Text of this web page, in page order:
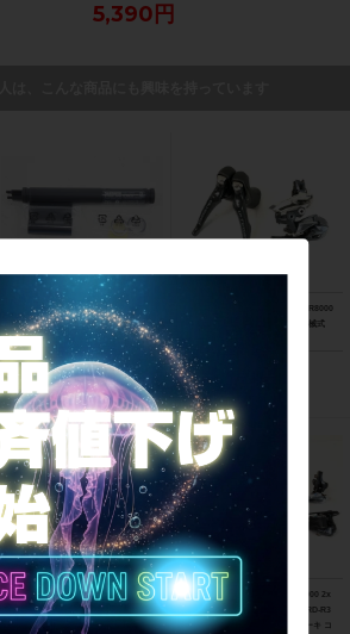
5,390円
◆◆未使用 シマノ SHIMANO Di2 BT-D
N300 バッテリー SD300 内蔵バッテリ
ー（サイクルパラダイス大阪より配
16,500円
シマノ SHIMANO ULTEGRA ST-R8000
2x11S FD-R8000 RD-R8000 - 機械式
44,990円
シマノ SHIMANO 105 ST-5700 2x10S
FC-5750 50-34T/170mm FD-5700 RD-5
700 BR-5700 機械式 リムブレーキ コ
シマノ SHIMANO SORA ST-R3000 2x
9S FD-R3000 バンド径34.9mm RD-R3
000 BR-R3000 機械式 リムブレーキ コ